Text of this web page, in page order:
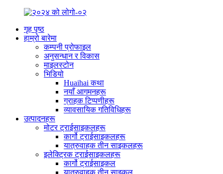
गृह पृष्ठ
हाम्रो बारेमा
कम्पनी प्रोफाइल
अनुसन्धान र विकास
माइलस्टोन
भिडियो
Huaihai कथा
नयाँ आगमनहरू
ग्राहक टिप्पणीहरू
व्यावसायिक गतिविधिहरू
उत्पादनहरू
मोटर ट्राईसाइकलहरू
कार्गो ट्राईसाइकलहरू
यात्रुवाहक तीन साइकलहरू
इलेक्ट्रिक ट्राईसाइकलहरू
कार्गो ट्राईसाइकल
यात्रुवाहक तीन साइकल